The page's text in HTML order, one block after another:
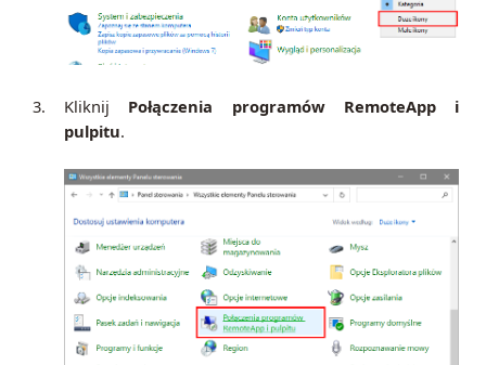
3. Kliknij Połączenia programów RemoteApp i
pulpitu.